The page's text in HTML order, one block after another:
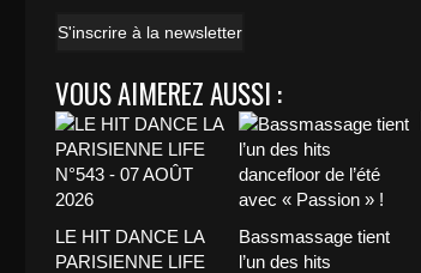
S'inscrire à la newsletter
VOUS AIMEREZ AUSSI :
LE HIT DANCE LA
PARISIENNE LIFE
Bassmassage tient
l’un des hits